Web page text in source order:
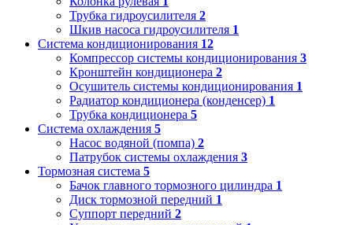
Трубка гидроусилителя 2
Шкив насоса гидроусилителя 1
Система кондиционирования 12
Компрессор системы кондиционирования 3
Кронштейн кондиционера 2
Осушитель системы кондиционирования 1
Радиатор кондиционера (конденсер) 1
Трубка кондиционера 5
Система охлаждения 5
Насос водяной (помпа) 2
Патрубок системы охлаждения 3
Тормозная система 5
Бачок главного тормозного цилиндра 1
Диск тормозной передний 1
Суппорт передний 2